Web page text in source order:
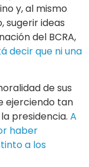
y, al mismo
sugerir ideas
del BCRA,
decir que ni una
de sus
ejerciendo tan
presidencia. A
haber
a los